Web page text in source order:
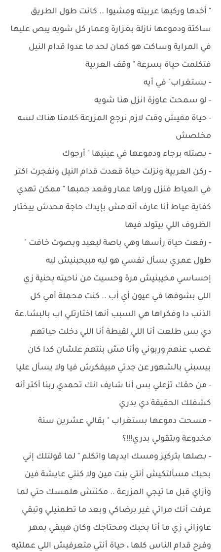
" أخدها وركبها عربيته ومشيوا .. كانت طول الطريق
ساكتة ودموعها نازلة بغزارة وعمار كل شويه يبص عليها
في المراية وساكت هو كمان لحد ما عدوا قدام النيل
فتكلمت حياة بسرعة " وقف العربية
- بستغراب" في أيه
- ‏لو سمحت عاوزة انزل هنا شويه
- ‏حياة مفيش وقت لازم نرجع المزرعة كلامنا هناك لسه
مخلصش
- ‏بصتله برجاء ودموعها في عينيها " أرجوك
- ‏ركن العربية ونزلت حياة قعدت قدام النيل ونفجرت اكتر
في العياط فنزل وراها عمار وقعد جمبها " ممكن تهدي
كفاية عياط أنا عارف أنه مش بإيدك حاجة محدش ييختار
الظروف اللي بيتولد فيها
- ‏رفعت حياة رأسها وهي باصة لبعيد وبصوت خافت "
طول عمري بسأل نفسي هو ليه مبيحبنيش ليه
إحساسي مخيبنيش مرة وحسيت من ناحيته بحنية زي
اللي بشوفها في عيون أي أب .. كنت محملة أمي كل
الذنب دا وفكراها هي السبب أنها اختارتلي اب بالبشا.عة
دي بس طلعت أنا اللي لقيطة أنا اللي دخلت حياتهم
غصب عنهم وربوني وأنا مش بنتهم علشان كدا كان
بيسبني بالشهور عن جدتي مبيفكرش فيا ولا يسأل عليا
- ‏من حقك تزعلي بس أنا شايف انك تحمدي ربنا أكتر أنه
كشفلك الحقيقة دي بدري
- ‏مسحت دموعها بستغراب " بقالي عشرين سنة
مخدوعة وبتقولي بدري!!!؟
- ‏بصلها بتركيز ومسك ايديها واتكلم " لما قولتلك إني
بحبك مسألتكيش أنتي بنت مين ولا كنتي عايشة فين
وأزاي قبل ما تيجي المزرعة .. مكنتش هلمسك حتي لما
عرفت أنك مراتي غير برضاكي وبعد ما تطمنيلي وتبقي
عاوزاني زي ما أنا بحبك ومحتاجك وكان هيبقي بمهر
وفرح قدام الناس كلها ، حياة أنتي متعرفيش اللي عملتيه